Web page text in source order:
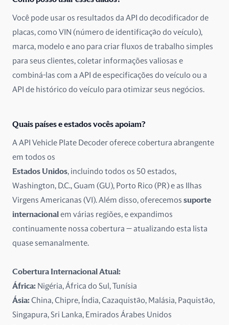
Dinamarca
Equador
Eslováquia
Estados Unidos
Estônia
França
Hungria
Ilha de Man
Você pode usar os resultados da API do decodificador de
placas, como VIN (número de identificação do veículo),
marca, modelo e ano para criar fluxos de trabalho simples
para seus clientes, coletar informações valiosas e
combiná-las com a API de especificações do veículo ou a
API de histórico do veículo para otimizar seus negócios.
Quais países e estados vocês apoiam?
A API Vehicle Plate Decoder oferece cobertura abrangente
em todos os
Estados Unidos, incluindo todos os 50 estados,
Washington, D.C., Guam (GU), Porto Rico (PR) e as Ilhas
Virgens Americanas (VI). Além disso, oferecemos suporte
internacional em várias regiões, e expandimos
continuamente nossa cobertura — atualizando esta lista
quase semanalmente.
Cobertura Internacional Atual:
África: Nigéria, África do Sul, Tunísia
Ásia:China, Chipre, Índia, Cazaquistão, Malásia, Paquistão,
Singapura, Sri Lanka, Emirados Árabes Unidos